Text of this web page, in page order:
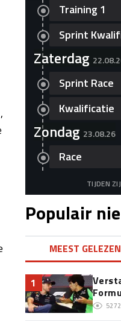
Training 1
Sprint
Zaterdag
Sprint Race
Kwalificatie
Zondag 23.08.26
Race
TIJDEN
Populair
MEEST GELEZEN
1
5272